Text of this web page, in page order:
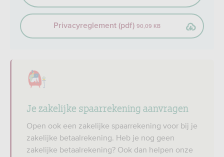
Privacyreglement (pdf) 90,09 KB
Je zakelijke spaarrekening aanvragen
Open ook een zakelijke spaarrekening voor bij je
zakelijke betaalrekening. Heb je nog geen
zakelijke betaalrekening? Ook dan helpen onze